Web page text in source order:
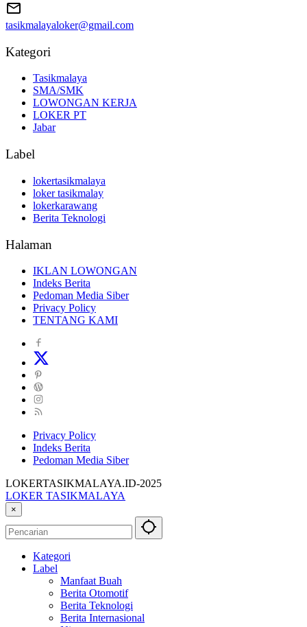
tasikmalayaloker@gmail.com
Kategori
Tasikmalaya
SMA/SMK
LOWONGAN KERJA
LOKER PT
Jabar
Label
lokertasikmalaya
loker tasikmalay
lokerkarawang
Berita Teknologi
Halaman
IKLAN LOWONGAN
Indeks Berita
Pedoman Media Siber
Privacy Policy
TENTANG KAMI
Privacy Policy
Indeks Berita
Pedoman Media Siber
LOKERTASIKMALAYA.ID-2025
LOKER TASIKMALAYA
Info
Lowongan
Kerja
Sekitarna
×
Kategori
Label
Manfaat Buah
Berita Otomotif
Berita Teknologi
Berita Internasional